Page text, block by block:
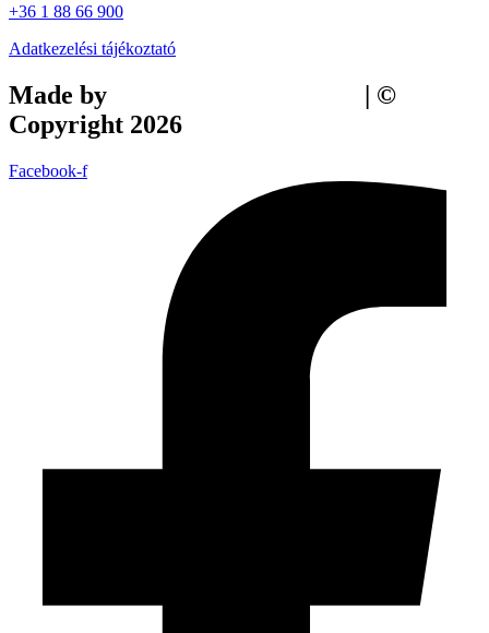
+36 1 88 66 900
Adatkezelési tájékoztató
Made by
| ©
Copyright 2026
Facebook-f